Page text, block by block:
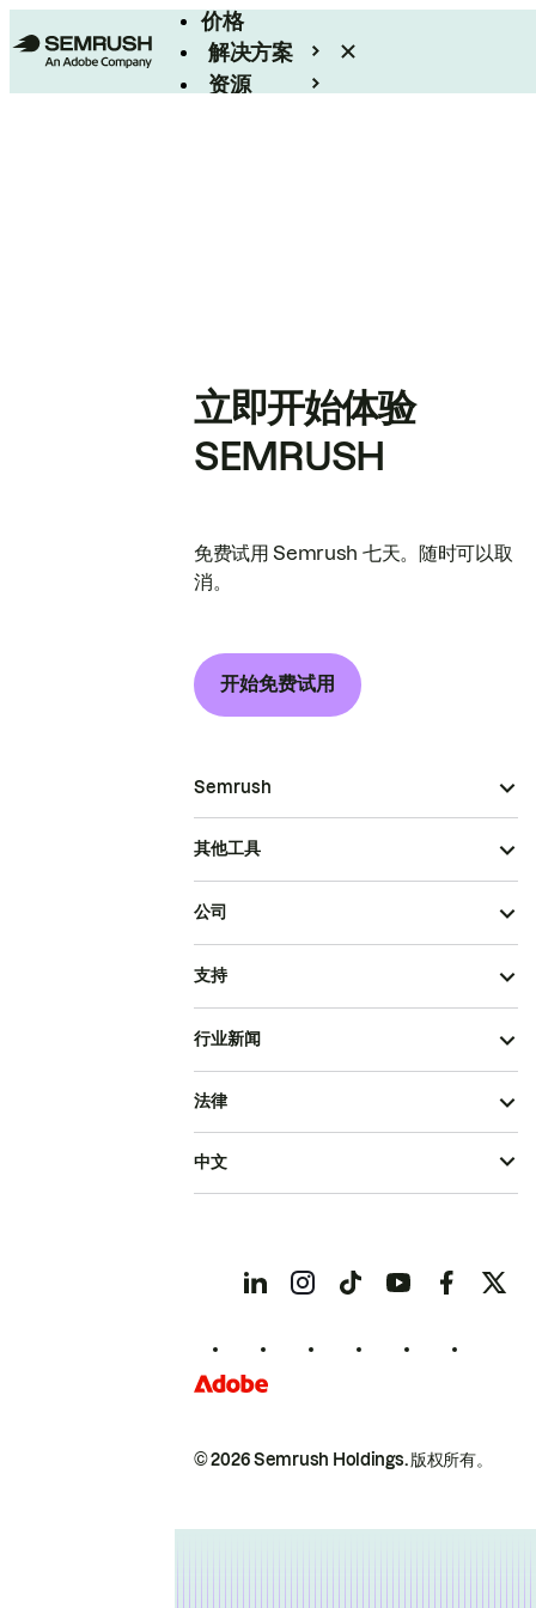
价格
解决方案
资源
立即开始体验
SEMRUSH
免费试用 Semrush 七天。随时可以取
消。
开始免费试用
Semrush
其他工具
公司
支持
行业新闻
© 2026 Semrush Holdings.版权所有。
法律
中文